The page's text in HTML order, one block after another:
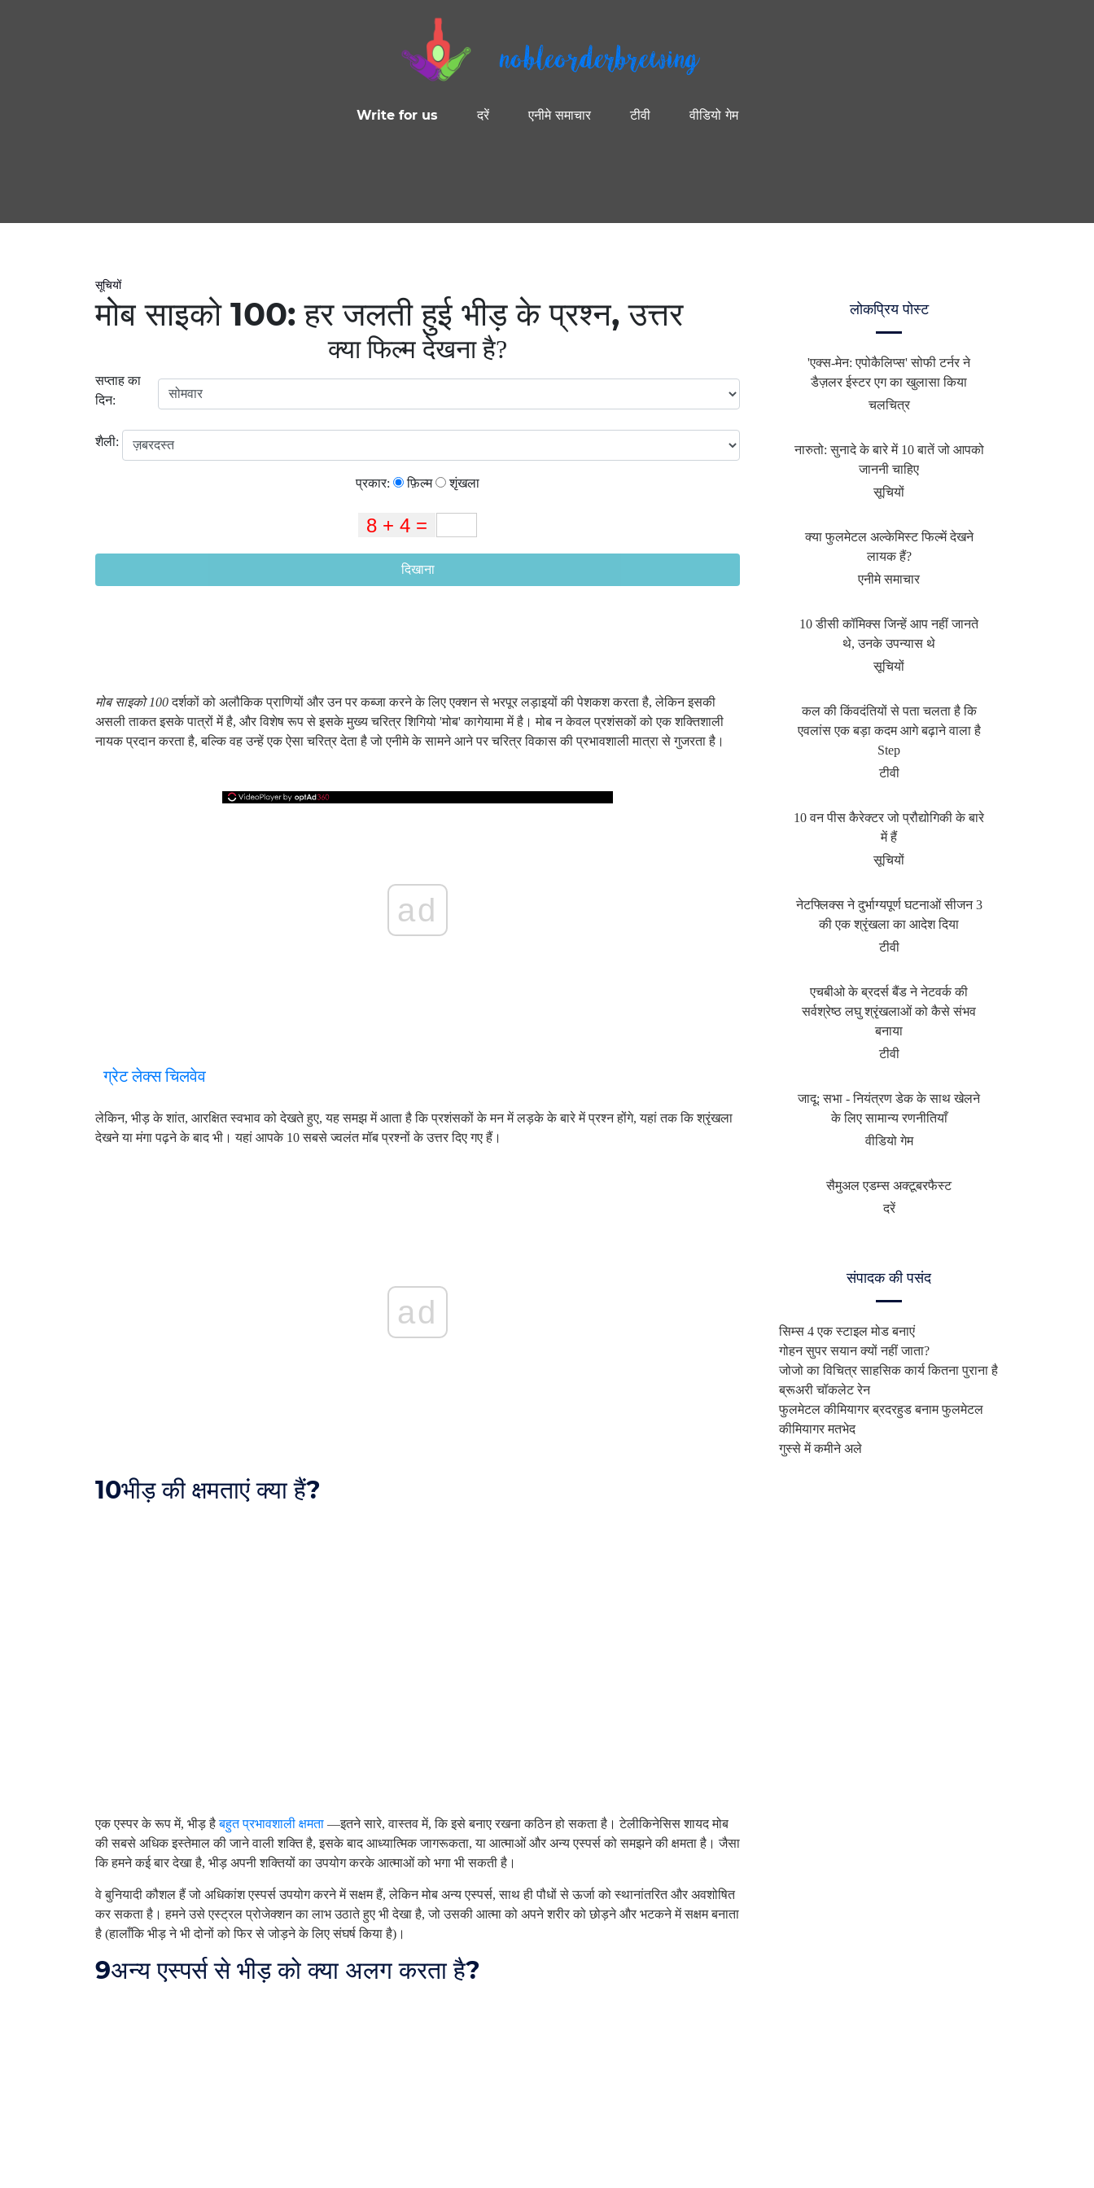
nobleorderbrewing
Write for us दरें एनीमे समाचार टीवी वीडियो गेम
सूचियों
मोब साइको 100: हर जलती हुई भीड़ के प्रश्न, उत्तर
क्या फिल्म देखना है?
सप्ताह का
दिन:
शैली:
प्रकार: फ़िल्म शृंखला
दिखाना
मोब साइको 100दर्शकों को अलौकिक प्राणियों और उन पर कब्जा करने के लिए एक्शन से भरपूर लड़ाइयों की पेशकश करता है, लेकिन इसकी
असली ताकत इसके पात्रों में है, और विशेष रूप से इसके मुख्य चरित्र शिगियो 'मोब' कागेयामा में है। मोब न केवल प्रशंसकों को एक शक्तिशाली
नायक प्रदान करता है, बल्कि वह उन्हें एक ऐसा चरित्र देता है जो एनीमे के सामने आने पर चरित्र विकास की प्रभावशाली मात्रा से गुजरता है।
ad
ग्रेट लेक्स चिलवेव
लेकिन, भीड़ के शांत, आरक्षित स्वभाव को देखते हुए, यह समझ में आता है कि प्रशंसकों के मन में लड़के के बारे में प्रश्न होंगे, यहां तक ​​कि श्रृंखला
देखने या मंगा पढ़ने के बाद भी। यहां आपके 10 सबसे ज्वलंत मॉब प्रश्नों के उत्तर दिए गए हैं।
ad
10भीड़ की क्षमताएं क्या हैं?
एक एस्पर के रूप में, भीड़ हैबहुत प्रभावशाली क्षमता —इतने सारे, वास्तव में, कि इसे बनाए रखना कठिन हो सकता है। टेलीकिनेसिस शायद मोब
की सबसे अधिक इस्तेमाल की जाने वाली शक्ति है, इसके बाद आध्यात्मिक जागरूकता, या आत्माओं और अन्य एस्पर्स को समझने की क्षमता है। जैसा
कि हमने कई बार देखा है, भीड़ अपनी शक्तियों का उपयोग करके आत्माओं को भगा भी सकती है।
वे बुनियादी कौशल हैं जो अधिकांश एस्पर्स उपयोग करने में सक्षम हैं, लेकिन मोब अन्य एस्पर्स, साथ ही पौधों से ऊर्जा को स्थानांतरित और अवशोषित
कर सकता है। हमने उसे एस्ट्रल प्रोजेक्शन का लाभ उठाते हुए भी देखा है, जो उसकी आत्मा को अपने शरीर को छोड़ने और भटकने में सक्षम बनाता
है (हालाँकि भीड़ ने भी दोनों को फिर से जोड़ने के लिए संघर्ष किया है)।
9अन्य एस्पर्स से भीड़ को क्या अलग करता है?
लोकप्रिय पोस्ट
'एक्स-मेन: एपोकैलिप्स' सोफी टर्नर ने
डैज़लर ईस्टर एग का खुलासा किया
चलचित्र
नारुतो: सुनादे के बारे में 10 बातें जो आपको
जाननी चाहिए
सूचियों
क्या फुलमेटल अल्केमिस्ट फिल्में देखने
लायक हैं?
एनीमे समाचार
10 डीसी कॉमिक्स जिन्हें आप नहीं जानते
थे, उनके उपन्यास थे
सूचियों
कल की किंवदंतियों से पता चलता है कि
एवलांस एक बड़ा कदम आगे बढ़ाने वाला है
Step
टीवी
10 वन पीस कैरेक्टर जो प्रौद्योगिकी के बारे
में हैं
सूचियों
नेटफ्लिक्स ने दुर्भाग्यपूर्ण घटनाओं सीजन 3
की एक श्रृंखला का आदेश दिया
टीवी
एचबीओ के ब्रदर्स बैंड ने नेटवर्क की
सर्वश्रेष्ठ लघु श्रृंखलाओं को कैसे संभव
बनाया
टीवी
जादू: सभा - नियंत्रण डेक के साथ खेलने
के लिए सामान्य रणनीतियाँ
वीडियो गेम
सैमुअल एडम्स अक्टूबरफैस्ट
दरें
संपादक की पसंद
सिम्स 4 एक स्टाइल मोड बनाएं
गोहन सुपर सयान क्यों नहीं जाता?
जोजो का विचित्र साहसिक कार्य कितना पुराना है
ब्रूअरी चॉकलेट रेन
फुलमेटल कीमियागर ब्रदरहुड बनाम फुलमेटल
कीमियागर मतभेद
गुस्से में कमीने अले